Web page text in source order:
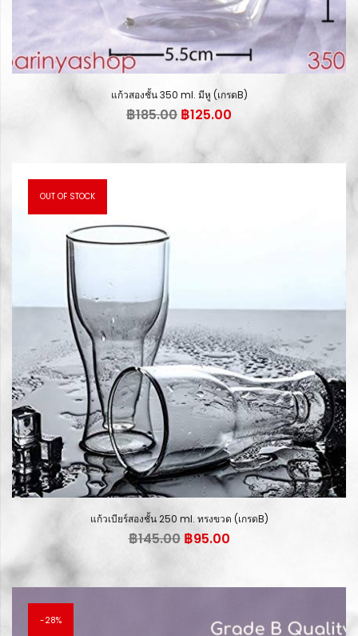
แก้วสองชั้น 350 ml. มีหู (เกรดB)
฿185.00 Original
฿185.00.
฿125.00
฿125.00.
34.5%
OUT OF STOCK
แก้วเบียร์สองชั้น 250 ml. ทรงขวด (เกรดB)
฿145.00 Original
฿145.00.
฿95.00Current
฿95.00.
28%